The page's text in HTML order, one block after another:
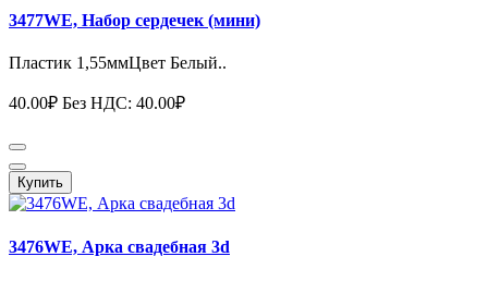
3477WE, Набор сердечек (мини)
Пластик 1,55ммЦвет Белый..
40.00₽ Без НДС: 40.00₽
Купить
3476WE, Арка свадебная 3d